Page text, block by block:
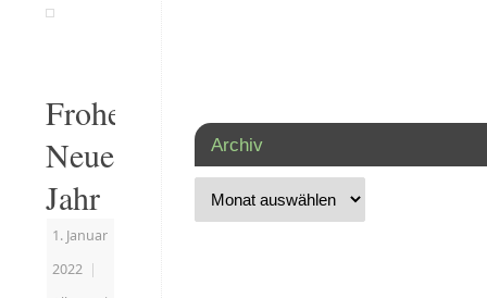
Frohes
Neues
Jahr
1. Januar
2022 |
Archiv